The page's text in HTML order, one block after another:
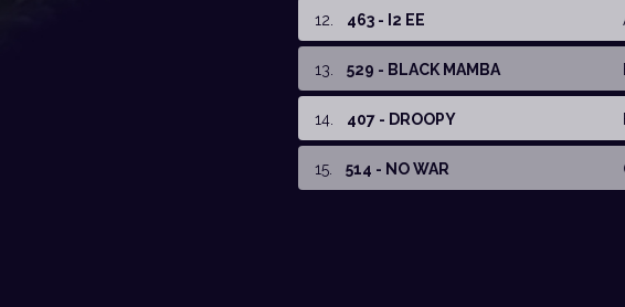
12. 463 - I2 EE
13. 529 - BLACK MAMBA
14. 407 - DROOPY
15. 514 - NO WAR